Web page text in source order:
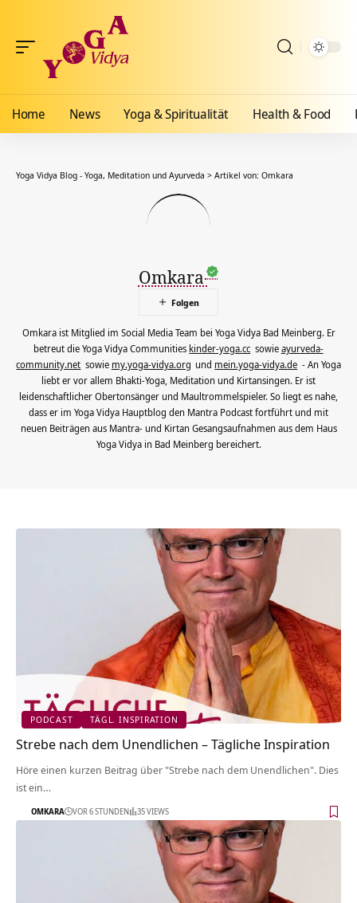
Home News Yoga & Spiritualität Health & Food
Yoga Vidya Blog - Yoga, Meditation und Ayurveda > Artikel von: Omkara
Omkara
Omkara ist Mitglied im Social Media Team bei Yoga Vidya Bad Meinberg. Er
betreut die Yoga Vidya Communities kinder-yoga.cc sowieayurveda-
community.net sowie my.yoga-vidya.org und mein.yoga-vidya.de - An Yoga
liebt er vor allem Bhakti-Yoga, Meditation und Kirtansingen. Er ist
leidenschaftlicher Obertonsänger und Maultrommelspieler. So liegt es nahe,
dass er im Yoga Vidya Hauptblog den Mantra Podcast fortführt und mit
neuen Beiträgen aus Mantra- und Kirtan Gesangsaufnahmen aus dem Haus
Yoga Vidya in Bad Meinberg bereichert.
PODCAST TÄGL. INSPIRATION
Strebe nach dem Unendlichen – Tägliche Inspiration
Höre einen kurzen Beitrag über "Strebe nach dem Unendlichen". Dies
ist ein…
OMKARA VOR 6 STUNDEN 35 VIEWS